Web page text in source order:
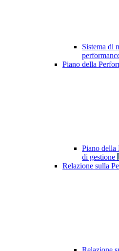
Sistema di
Piano della
Piano della
di gestione 1
Relazione sulla